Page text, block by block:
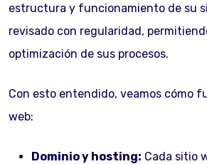
estructura y funcionamiento de su
revisado con regularidad,
optimización de sus procesos.
Con esto entendido, veamos cómo
web:
Dominio y hosting: Cada sitio